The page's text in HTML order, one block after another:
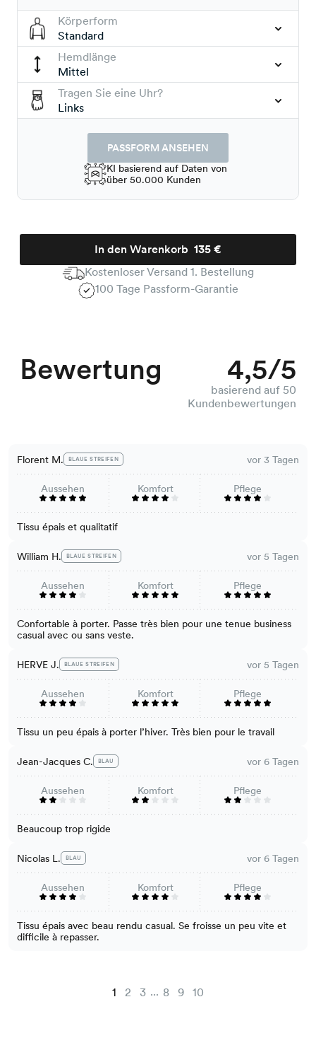
Körperform
Standard
Hemdlänge
Mittel
Tragen Sie eine Uhr?
Links
PASSFORM ANSEHEN
KI basierend auf Daten von
über 50.000 Kunden
In den Warenkorb
Kostenloser Versand 1. Bestellung
100 Tage Passform-Garantie
Bewertung 4,5/5
basierend auf 50
Kundenbewertungen
Florent M. BLAUE STREIFEN vor 3 Tagen
Aussehen Komfort Pflege
Tissu épais et qualitatif
William H. BLAUE STREIFEN vor 5 Tagen
Aussehen Komfort Pflege
Confortable à porter. Passe très bien pour une tenue business
casual avec ou sans veste.
HERVE J. BLAUE STREIFEN vor 5 Tagen
Aussehen Komfort Pflege
Tissu un peu épais à porter l’hiver. Très bien pour le travail
Jean-Jacques C. BLAU vor 6 Tagen
Aussehen Komfort Pflege
Beaucoup trop rigide
Nicolas L. BLAU vor 6 Tagen
Aussehen Komfort Pflege
Tissu épais avec beau rendu casual. Se froisse un peu vite et
difficile à repasser.
1 2 3 ... 8 9 10